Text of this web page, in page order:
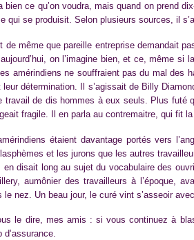
bien ce qu’on voudra, mais quand on prend
qui se produisit. Selon plusieurs sources, il
de même que pareille entreprise demandait
on l’imagine bien, et ce, même
amérindiens ne souffraient pas du mal des
leur détermination. Il s’agissait de Billy
travail de dis hommes à eux seuls. Plus futé
fragile. Il en parla au contremaitre, qui fit
étaient davantage portés vers
et les jurons que les autres
disait long au sujet du vocabulaire des
aumônier des travailleurs à l’époque,
le nez. Un beau jour, le curé vint s’asseoir
le dire, mes amis : si vous continuez à
d’assurance.